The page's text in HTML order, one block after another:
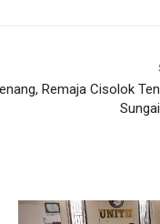
Remaja Cisolok